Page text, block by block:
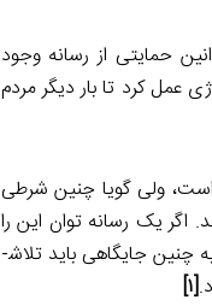
حمایتی از رسانه وجود
عمل کرد تا بار دیگر مردم
ولی گویا چنین شرطی
اگر یک رسانه توان این را
دارد که با افشای اطلاعات، موجب پاسخگو نمودن و پرسش از جایگاه ریاست­ جمهوریِ یک کشور شود، بی گمان برای رسیدن به چنین جایگاهی باید تلاش­
[۱]